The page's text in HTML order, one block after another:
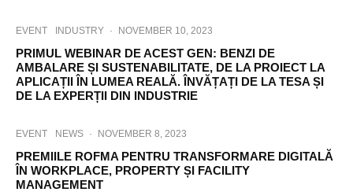
EVENT INDUSTRY · NOVEMBER 10, 2023
PRIMUL WEBINAR DE ACEST GEN: BENZI DE
AMBALARE ȘI SUSTENABILITATE, DE LA PROIECT LA
APLICAȚII ÎN LUMEA REALĂ. ÎNVĂȚAȚI DE LA TESA ȘI
DE LA EXPERȚII DIN INDUSTRIE
EVENT NEWS · NOVEMBER 8, 2023
PREMIILE ROFMA PENTRU TRANSFORMARE DIGITALĂ
ÎN WORKPLACE, PROPERTY ȘI FACILITY
MANAGEMENT